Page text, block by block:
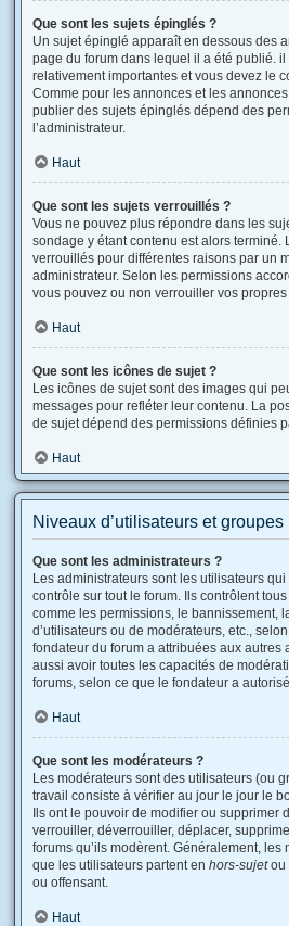
Que sont les sujets épinglés ?
Un sujet épinglé apparaît en dessous des
page du forum dans lequel il a été publié.
relativement importantes et vous devez le
Comme pour les annonces et les
publier des sujets épinglés dépend des
l’administrateur.
Haut
Que sont les sujets verrouillés ?
Vous ne pouvez plus répondre dans les
sondage y étant contenu est alors terminé.
verrouillés pour différentes raisons par un
administrateur. Selon les permissions
vous pouvez ou non verrouiller vos propres
Haut
Que sont les icônes de sujet ?
Les icônes de sujet sont des images qui
messages pour refléter leur contenu. La
de sujet dépend des permissions définies
Haut
Niveaux d’utilisateurs et groupes
Que sont les administrateurs ?
Les administrateurs sont les utilisateurs
contrôle sur tout le forum. Ils contrôlent
comme les permissions, le bannissement,
d’utilisateurs ou de modérateurs, etc.,
fondateur du forum a attribuées aux autres
aussi avoir toutes les capacités de
forums, selon ce que le fondateur a
Haut
Que sont les modérateurs ?
Les modérateurs sont des utilisateurs (ou
travail consiste à vérifier au jour le jour le
Ils ont le pouvoir de modifier ou supprimer
verrouiller, déverrouiller, déplacer,
forums qu’ils modèrent. Généralement, les
que les utilisateurs partent en hors-sujetou
ou offensant.
Haut